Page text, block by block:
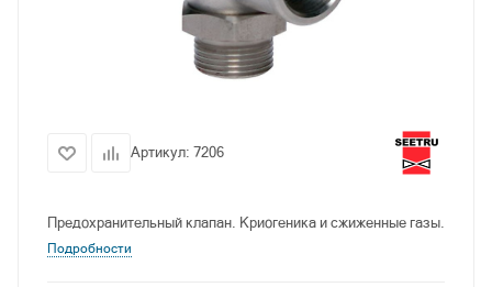
Артикул: 7206
Предохранительный клапан. Криогеника и сжиженные газы.
Подробности